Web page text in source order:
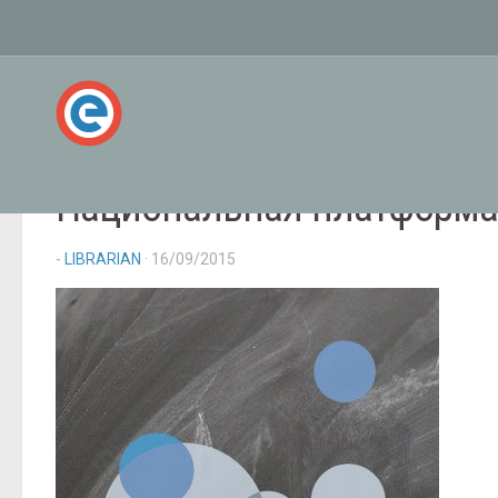
Национальная
- LIBRARIAN · 16/09/2015